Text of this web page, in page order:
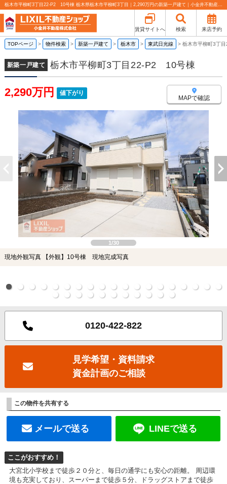
栃木市平柳町3丁目22-P2 10号棟 栃木県栃木市平柳町3丁目｜2,290万円の新築一戸建て｜小金井不動産売買部 小山城東店
賃貸サイトへ 検索 来店予約
TOPページ > 物件検索 > 新築一戸建て > 栃木市 > 東武日光線 > 栃木市平柳町3丁
新築一戸建て 栃木市平柳町3丁目22-P2 10号棟
2,290万円 値下がり
MAPで確認
1/30
現地外観写真 【外観】10号棟 現地完成写真
0120-422-822
見学希望・資料請求
資金計画のご相談
この物件を共有する
メールで送る LINEで送る
ここがおすすめ！
大宮北小学校まで徒歩２０分と、毎日の通学にも安心の距離。 周辺環
境も充実しており、スーパーまで徒歩５分、ドラッグストアまで徒歩